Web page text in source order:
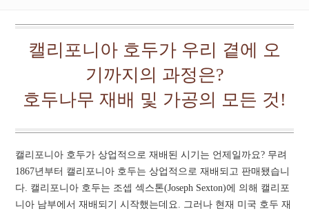
캘리포니아 호두가 우리 곁에 오
기까지의 과정은?
호두나무 재배 및 가공의 모든 것!
캘리포니아 호두가 상업적으로 재배된 시기는 언제일까요? 무려
1867년부터 캘리포니아 호두는 상업적으로 재배되고 판매됐습니
다. 캘리포니아 호두는 조셉 섹스톤(Joseph Sexton)에 의해 캘리포
니아 남부에서 재배되기 시작했는데요. 그러나 현재 미국 호두 재